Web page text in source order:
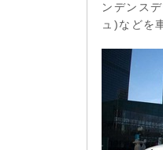
ンデンス
ュ)などを